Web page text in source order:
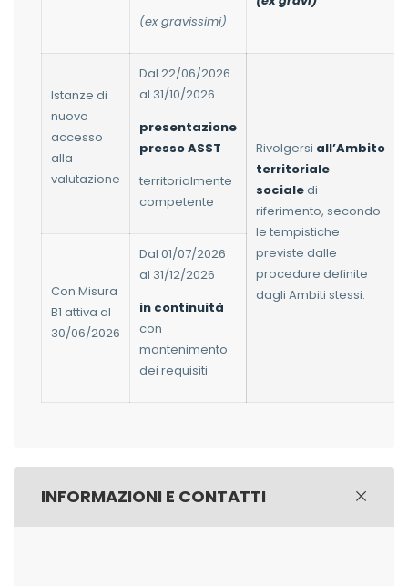
(ex gravissimi)
Istanze di
nuovo
accesso
alla
valutazione
Dal 22/06/2026
al 31/10/2026
presentazione
presso ASST
territorialmente
competente
Rivolgersi all’Ambito
territoriale
socialedi
riferimento, secondo
le tempistiche
previste dalle
procedure definite
dagli Ambiti stessi.
Con Misura
B1 attiva al
30/06/2026
Dal 01/07/2026
al 31/12/2026
in continuità
con
mantenimento
dei requisiti
INFORMAZIONI E CONTATTI